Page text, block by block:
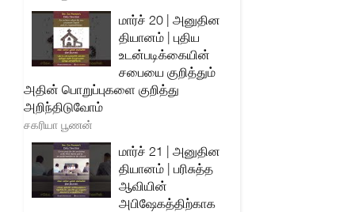
மார்ச் 20 | அனுதின
தியானம் | புதிய
உடன்படிக்கையின்
சபையை குறித்தும்
அதின் பொறுப்புகளை குறித்து
அறிந்திடுவோம்
சகரியா பூணன்
மார்ச் 21 | அனுதின
தியானம் | பரிசுத்த
ஆவியின்
அபிஷேகத்திற்காக